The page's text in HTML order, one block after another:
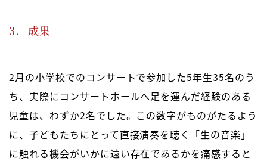
3．成果
2月の小学校でのコンサートで参加した5年生35名のう
ち、実際にコンサートホールへ足を運んだ経験のある
児童は、わずか2名でした。この数字がものがたるよう
に、子どもたちにとって直接演奏を聴く「生の音楽」
に触れる機会がいかに遠い存在であるかを痛感すると